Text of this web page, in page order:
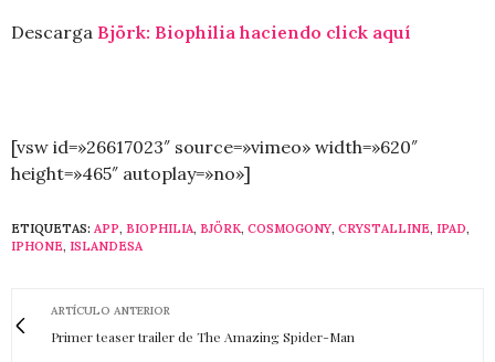
Descarga Björk: Biophilia haciendo click aquí
[vsw id=»26617023″ source=»vimeo» width=»620″
height=»465″ autoplay=»no»]
ETIQUETAS: APP, BIOPHILIA, BJÖRK, COSMOGONY, CRYSTALLINE, IPAD,
IPHONE, ISLANDESA
ARTÍCULO ANTERIOR
Primer teaser trailer de The Amazing Spider-Man